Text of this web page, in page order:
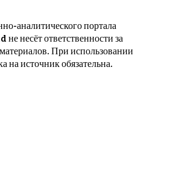
аналитического портала
несёт ответственности за
При использовании
на источник обязательна.